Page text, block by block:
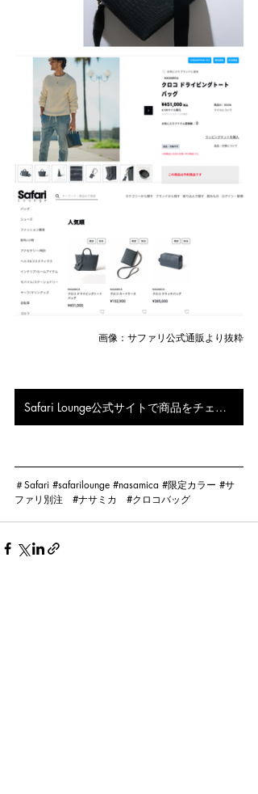
画像：サファリ公式通販より抜粋
Safari Lounge公式サイトで商品をチェック
＃Safari #safarilounge #nasamica #限定カラー #サ
ファリ別注
#ナサミカ #クロコバッグ